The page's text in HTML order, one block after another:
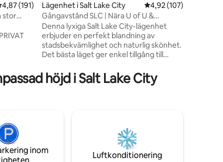
av 5 i genomsnittligt betyg, 191 omdömen
4,87 (191)
stor
1 Gig
Helmet
Foot
Lägenhet i Salt Lake City 4,92 av 5 i
4,92 (107)
Gångavstånd SLC | Nära U of U &
Convention & Delta |
Denna lyxiga Salt Lake City-lägenhet
erbjuder en perfekt blandning av
stadsbekvämlighet och naturlig skönhet.
Det bästa läget ger enkel tillgång till
Square, Utah State Capitol, Eccles
Theater, City Creek Center, prisbelönta
plats finns ett modernt fitnesscenter,
takåtkomst och säker parkering dygnet
runt.
höjd i Salt Lake City
inom
Luftkonditionering